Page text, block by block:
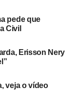
pede que
Civil
Erisson Nery
veja o vídeo